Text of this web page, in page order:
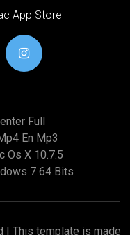
App Store
Full
En Mp3
Os X 10.7.5
7 64 Bits
| This template is made